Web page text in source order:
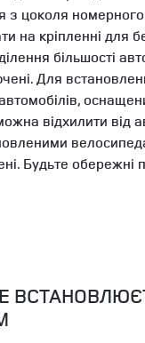
цоколя
на кріпленні для
більшості
Для
відхилити від
Будьте обережні